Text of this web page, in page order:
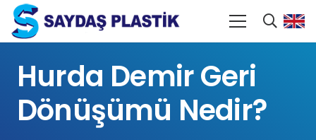
Hurda Demir Geri
Dönüşümü Nedir?